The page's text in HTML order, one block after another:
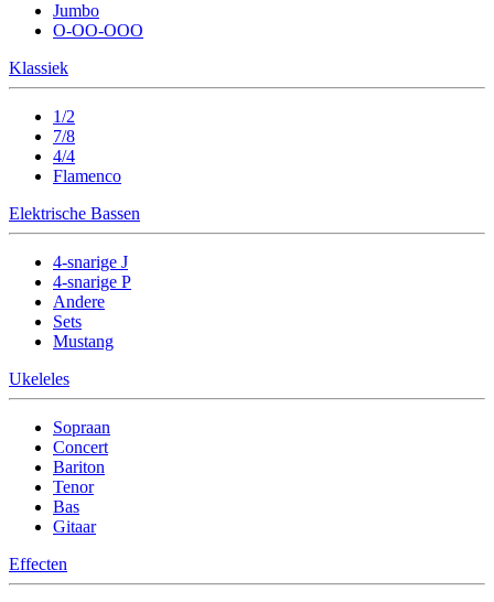
Jumbo
O-OO-OOO
Klassiek
1/2
7/8
4/4
Flamenco
Elektrische Bassen
4-snarige J
4-snarige P
Andere
Sets
Mustang
Ukeleles
Sopraan
Concert
Bariton
Tenor
Bas
Gitaar
Effecten